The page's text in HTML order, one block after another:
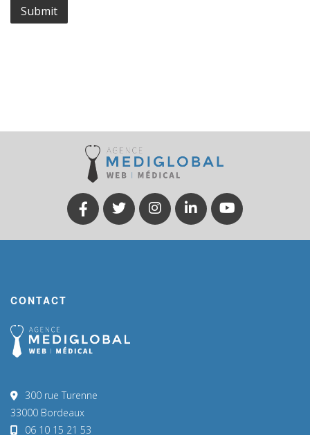
CONTACT
300 rue Turenne
33000 Bordeaux
06 10 15 21 53